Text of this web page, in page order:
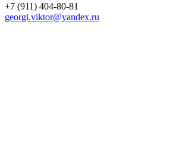
+7 (911) 404-80-81
georgi.viktor@yandex.ru